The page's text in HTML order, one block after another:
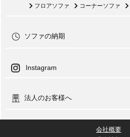
フロアソファ
コーナーソファ
ソファの納期
Instagram
法人のお客様へ
会社概要